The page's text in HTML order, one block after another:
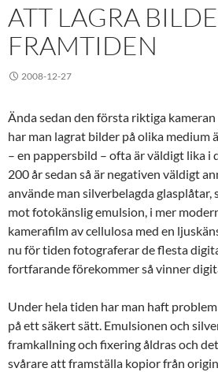
ATT LAGRA
FRAMTIDEN
2008-12-27
Ända sedan den första riktiga kameran
har man lagrat bilder på olika medium
– en pappersbild – ofta är väldigt lika i
200 år sedan så är negativen väldigt
använde man silverbelagda glasplåtar,
mot fotokänslig emulsion, i mer
kamerafilm av cellulosa med en
nu för tiden fotograferar de flesta
fortfarande förekommer så vinner
Under hela tiden har man haft
på ett säkert sätt. Emulsionen och
framkallning och fixering åldras och
svårare att framställa kopior från